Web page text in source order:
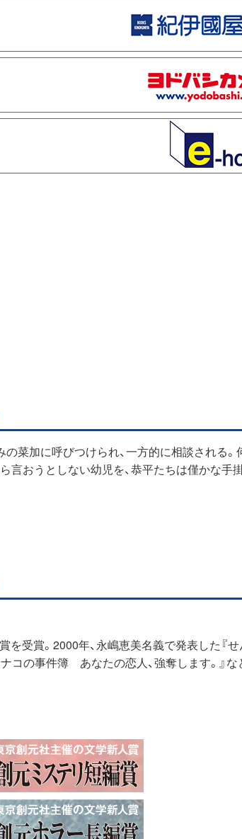
加に呼びつけられ、一方的に相談される。
おうとしない幼児を、恭平たちは僅かな手
受賞。2000年、永嶋恵美名義で発表した『せ
コの事件簿 あなたの恋人、強奪します。』な